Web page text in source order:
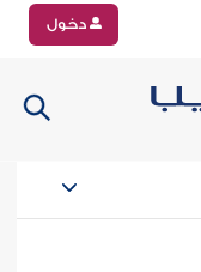
دخول